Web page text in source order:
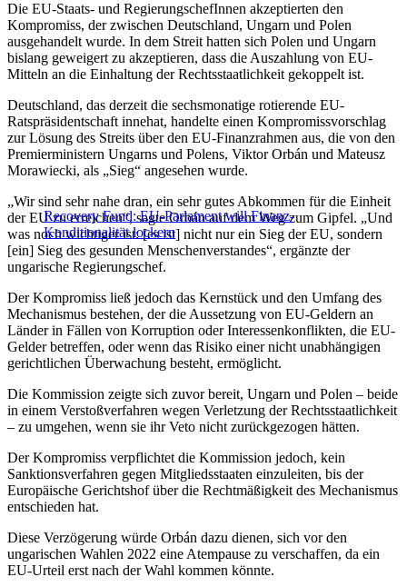
Die EU-Staats- und RegierungschefInnen akzeptierten den
Kompromiss, der zwischen Deutschland, Ungarn und Polen
ausgehandelt wurde. In dem Streit hatten sich Polen und Ungarn
bislang geweigert zu akzeptieren, dass die Auszahlung von EU-
Mitteln an die Einhaltung der Rechtsstaatlichkeit gekoppelt ist.
Deutschland, das derzeit die sechsmonatige rotierende EU-
Ratspräsidentschaft innehat, handelte einen Kompromissvorschlag
zur Lösung des Streits über den EU-Finanzrahmen aus, die von den
Premierministern Ungarns und Polens, Viktor Orbán und Mateusz
Morawiecki, als „Sieg“ angesehen wurde.
Recovery Fund: EU-Parlament will Finanz-
Konditionalität lockern
„Wir sind sehr nahe dran, ein sehr gutes Abkommen für die Einheit
der EU zu erreichen“, sagte Orbán auf dem Weg zum Gipfel. „Und
was noch wichtiger ist: [es ist] nicht nur ein Sieg der EU, sondern
[ein] Sieg des gesunden Menschenverstandes“, ergänzte der
ungarische Regierungschef.
Der Kompromiss ließ jedoch das Kernstück und den Umfang des
Mechanismus bestehen, der die Aussetzung von EU-Geldern an
Länder in Fällen von Korruption oder Interessenkonflikten, die EU-
Gelder betreffen, oder wenn das Risiko einer nicht unabhängigen
gerichtlichen Überwachung besteht, ermöglicht.
Die Kommission zeigte sich zuvor bereit, Ungarn und Polen – beide
in einem Verstoßverfahren wegen Verletzung der Rechtsstaatlichkeit
– zu umgehen, wenn sie ihr Veto nicht zurückgezogen hätten.
Der Kompromiss verpflichtet die Kommission jedoch, kein
Sanktionsverfahren gegen Mitgliedsstaaten einzuleiten, bis der
Europäische Gerichtshof über die Rechtmäßigkeit des Mechanismus
entschieden hat.
Diese Verzögerung würde Orbán dazu dienen, sich vor den
ungarischen Wahlen 2022 eine Atempause zu verschaffen, da ein
EU-Urteil erst nach der Wahl kommen könnte.